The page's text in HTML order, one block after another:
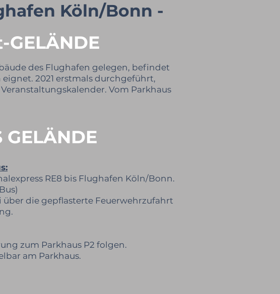
Köln/Bonn -
GELÄNDE
des Flughafen gelegen, befindet
2021 erstmals durchgeführt,
Vom Parkhaus
GELÄNDE
RE8 bis Flughafen Köln/Bonn.
über die gepflasterte Feuerwehrzufahrt
zum Parkhaus P2 folgen.
am Parkhaus.